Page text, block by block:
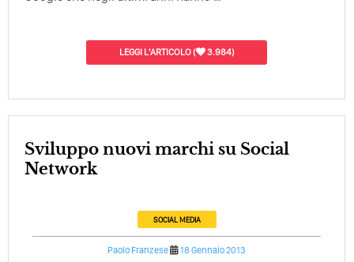
LEGGI L'ARTICOLO( 3.984)
Sviluppo nuovi marchi su Social
Network
SOCIAL MEDIA
Paolo Franzese 18 Gennaio 2013